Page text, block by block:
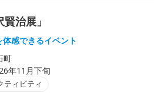
治展」
感できるイベント
町
年11月下旬
ティビティ